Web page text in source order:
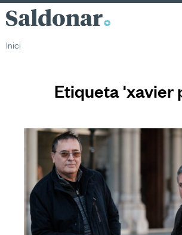
Saldonar
Inici
Etiqueta 'xavier